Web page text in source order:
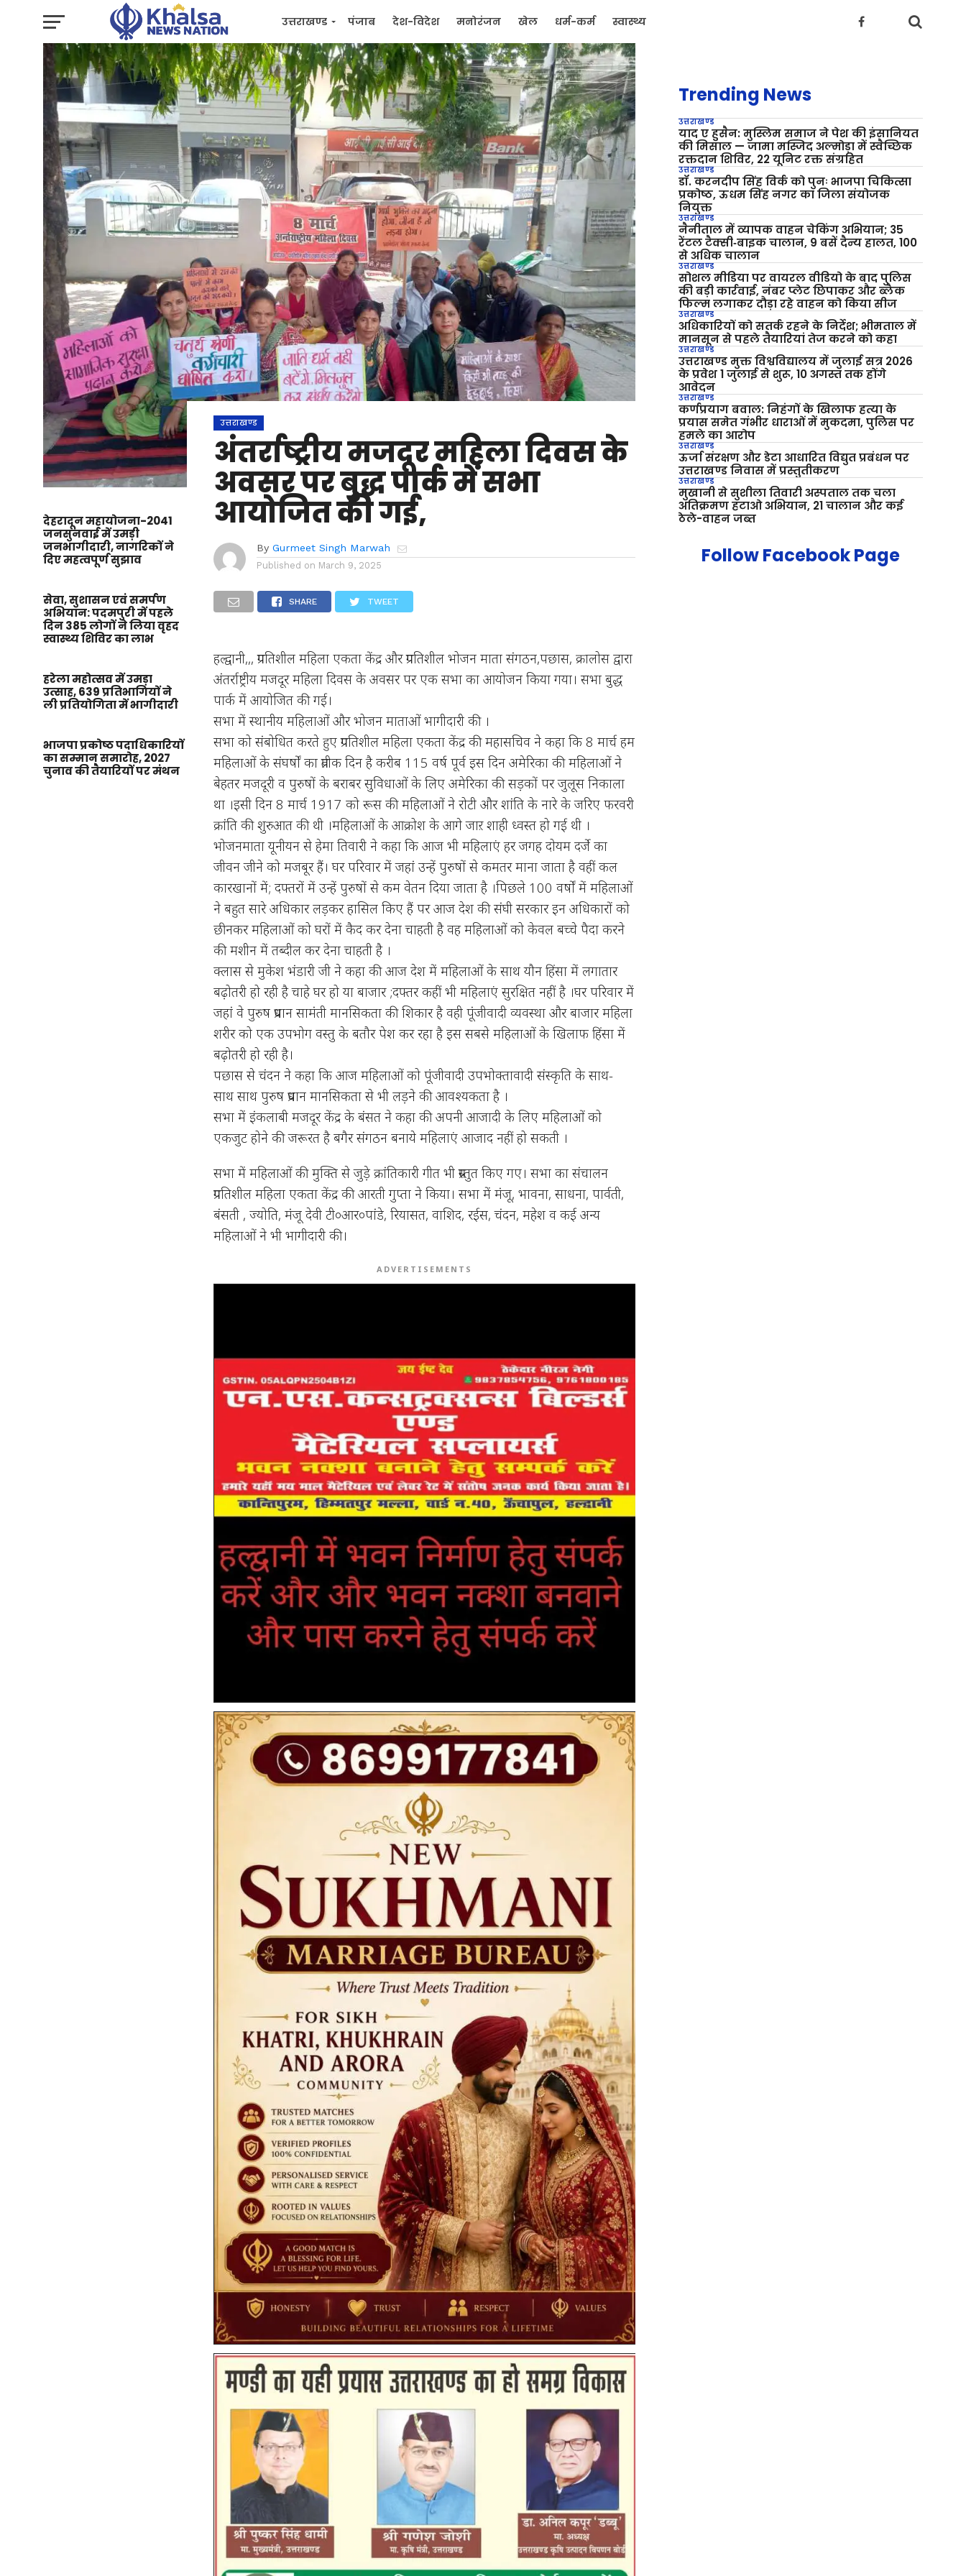
उत्तराखण्ड पंजाब देश-विदेश मनोरंजन खेल धर्म-कर्म स्वास्थ्य
प्रशासनिक जन मुद्दे
देहरादून महायोजना-2041
जनसुनवाई में उमड़ी
जनभागीदारी, नागरिकों ने
दिए महत्वपूर्ण सुझाव
सेवा, सुशासन एवं समर्पण
अभियान: पदमपुरी में पहले
दिन 385 लोगों ने लिया वृहद
स्वास्थ्य शिविर का लाभ
हरेला महोत्सव में उमड़ा
उत्साह, 639 प्रतिभागियों ने
ली प्रतियोगिता में भागीदारी
भाजपा प्रकोष्ठ पदाधिकारियों
का सम्मान समारोह, 2027
चुनाव की तैयारियों पर मंथन
उत्तराखण्ड
अंतर्राष्ट्रीय मजदूर महिला दिवस के
अवसर पर बुद्ध पार्क में सभा
आयोजित की गई,
By Gurmeet Singh Marwah
Published on March 9, 2025
SHARE TWEET
हल्द्वानी,,, प्रगतिशील महिला एकता केंद्र और प्रगतिशील भोजन माता संगठन,पछास, क्रालोस द्वारा
अंतर्राष्ट्रीय मजदूर महिला दिवस के अवसर पर एक सभा का आयोजन किया गया। सभा बुद्ध
पार्क में आयोजित की गई।
सभा में स्थानीय महिलाओं और भोजन माताओं भागीदारी की ।
सभा को संबोधित करते हुए प्रगतिशील महिला एकता केंद्र की महासचिव ने कहा कि 8 मार्च हम
महिलाओं के संघर्षों का प्रतीक दिन है करीब 115 वर्ष पूर्व इस दिन अमेरिका की महिलाओं ने
बेहतर मजदूरी व पुरुषों के बराबर सुविधाओं के लिए अमेरिका की सड़कों पर जुलूस निकाला
था ।इसी दिन 8 मार्च 1917 को रूस की महिलाओं ने रोटी और शांति के नारे के जरिए फरवरी
क्रांति की शुरुआत की थी ।महिलाओं के आक्रोश के आगे जाऱ शाही ध्वस्त हो गई थी ।
भोजनमाता यूनीयन से हेमा तिवारी ने कहा कि आज भी महिलाएं हर जगह दोयम दर्जे का
जीवन जीने को मजबूर हैं। घर परिवार में जहां उन्हें पुरुषों से कमतर माना जाता है वहीं कल
कारखानों में; दफ्तरों में उन्हें पुरुषों से कम वेतन दिया जाता है ।पिछले 100 वर्षों में महिलाओं
ने बहुत सारे अधिकार लड़कर हासिल किए हैं पर आज देश की संघी सरकार इन अधिकारों को
छीनकर महिलाओं को घरों में कैद कर देना चाहती है वह महिलाओं को केवल बच्चे पैदा करने
की मशीन में तब्दील कर देना चाहती है ।
क्लास से मुकेश भंडारी जी ने कहा की आज देश में महिलाओं के साथ यौन हिंसा में लगातार
बढ़ोतरी हो रही है चाहे घर हो या बाजार ;दफ्तर कहीं भी महिलाएं सुरक्षित नहीं है ।घर परिवार में
जहां वे पुरुष प्रधान सामंती मानसिकता की शिकार है वही पूंजीवादी व्यवस्था और बाजार महिला
शरीर को एक उपभोग वस्तु के बतौर पेश कर रहा है इस सबसे महिलाओं के खिलाफ हिंसा में
बढ़ोतरी हो रही है।
पछास से चंदन ने कहा कि आज महिलाओं को पूंजीवादी उपभोक्तावादी संस्कृति के साथ-
साथ साथ पुरुष प्रधान मानसिकता से भी लड़ने की आवश्यकता है ।
सभा में इंकलाबी मजदूर केंद्र के बंसत ने कहा की अपनी आजादी के लिए महिलाओं को
एकजुट होने की जरूरत है बगैर संगठन बनाये महिलाएं आजाद नहीं हो सकती ।
सभा में महिलाओं की मुक्ति से जुड़े क्रांतिकारी गीत भी प्रस्तुत किए गए। सभा का संचालन
प्रगतिशील महिला एकता केंद्र की आरती गुप्ता ने किया। सभा में मंजू, भावना, साधना, पार्वती,
बंसती , ज्योति, मंजू देवी टी०आर०पांडे, रियासत, वाशिद, रईस, चंदन, महेश व कई अन्य
महिलाओं ने भी भागीदारी की।
ADVERTISEMENTS
Trending News
उत्तराखण्ड
याद ए हुसैन: मुस्लिम समाज ने पेश की इंसानियत
की मिसाल — जामा मस्जिद अल्मोड़ा में स्वैच्छिक
रक्तदान शिविर, 22 यूनिट रक्त संग्रहित
उत्तराखण्ड
डॉ. करनदीप सिंह विर्क को पुनः भाजपा चिकित्सा
प्रकोष्ठ, ऊधम सिंह नगर का जिला संयोजक
नियुक्त
उत्तराखण्ड
नैनीताल में व्यापक वाहन चेकिंग अभियान; 35
रेंटल टैक्सी‑बाइक चालान, 9 बसें दैन्य हालत, 100
से अधिक चालान
उत्तराखण्ड
सोशल मीडिया पर वायरल वीडियो के बाद पुलिस
की बड़ी कार्रवाई, नंबर प्लेट छिपाकर और ब्लैक
फिल्म लगाकर दौड़ा रहे वाहन को किया सीज
उत्तराखण्ड
अधिकारियों को सतर्क रहने के निर्देश; भीमताल में
मानसून से पहले तैयारियां तेज करने को कहा
उत्तराखण्ड
उत्तराखण्ड मुक्त विश्वविद्यालय में जुलाई सत्र 2026
के प्रवेश 1 जुलाई से शुरू, 10 अगस्त तक होंगे
आवेदन
उत्तराखण्ड
कर्णप्रयाग बवाल: निहंगों के खिलाफ हत्या के
प्रयास समेत गंभीर धाराओं में मुकदमा, पुलिस पर
हमले का आरोप
उत्तराखण्ड
ऊर्जा संरक्षण और डेटा आधारित विद्युत प्रबंधन पर
उत्तराखण्ड निवास में प्रस्तुतीकरण
उत्तराखण्ड
मुखानी से सुशीला तिवारी अस्पताल तक चला
अतिक्रमण हटाओ अभियान, 21 चालान और कई
ठेले-वाहन जब्त
Follow Facebook Page